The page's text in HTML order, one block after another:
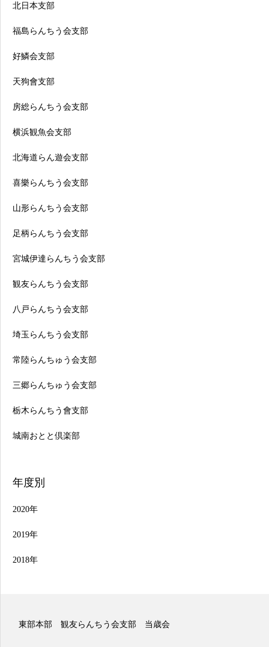
北日本支部
福島らんちう会支部
好鱗会支部
天狗會支部
房総らんちう会支部
横浜観魚会支部
北海道らん遊会支部
喜樂らんちう会支部
山形らんちう会支部
足柄らんちう会支部
宮城伊達らんちう会支部
観友らんちう会支部
八戸らんちう会支部
埼玉らんちう会支部
常陸らんちゅう会支部
三郷らんちゅう会支部
栃木らんちう會支部
城南おとと倶楽部
年度別
2020年
2019年
2018年
東部本部 観友らんちう会支部 当歳会